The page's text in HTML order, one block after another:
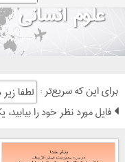
علوم انسانی
: برای این که سریع‌تر